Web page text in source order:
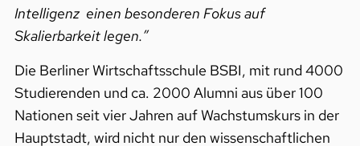
Intelligenz einen besonderen Fokus auf
Skalierbarkeit legen.”
Die Berliner Wirtschaftsschule BSBI, mit rund 4000
Studierenden und ca. 2000 Alumni aus über 100
Nationen seit vier Jahren auf Wachstumskurs in der
Hauptstadt, wird nicht nur den wissenschaftlichen